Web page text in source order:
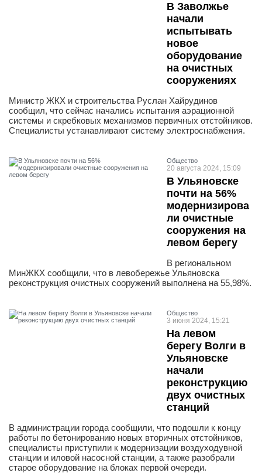
В Заволжье
начали
испытывать
новое
оборудование
на очистных
сооружениях
Министр ЖКХ и строительства Руслан Хайрудинов
сообщил, что сейчас начались испытания аэрационной
системы и скребковых механизмов первичных отстойников.
Специалисты устанавливают систему электроснабжения.
Общество
20 августа 2024, 15:09
В Ульяновске
почти на 56%
модернизирова
ли очистные
сооружения на
левом берегу
В региональном
МинЖКХ сообщили, что в левобережье Ульяновска
реконструкция очистных сооружений выполнена на 55,98%.
Общество
3 июня 2024, 15:21
На левом
берегу Волги в
Ульяновске
начали
реконструкцию
двух очистных
станций
В администрации города сообщили, что подошли к концу
работы по бетонированию новых вторичных отстойников,
специалисты приступили к модернизации воздуходувной
станции и иловой насосной станции, а также разобрали
старое оборудование на блоках первой очереди.